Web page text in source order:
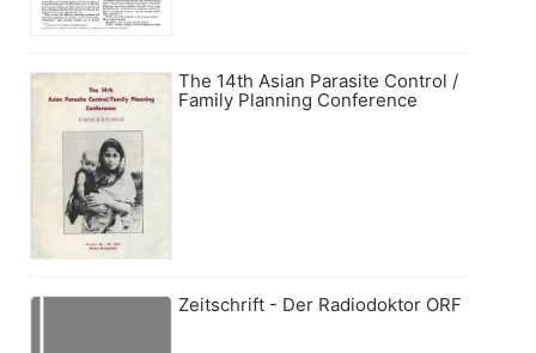
The 14th Asian Parasite Control /
Family Planning Conference
Zeitschrift - Der Radiodoktor ORF